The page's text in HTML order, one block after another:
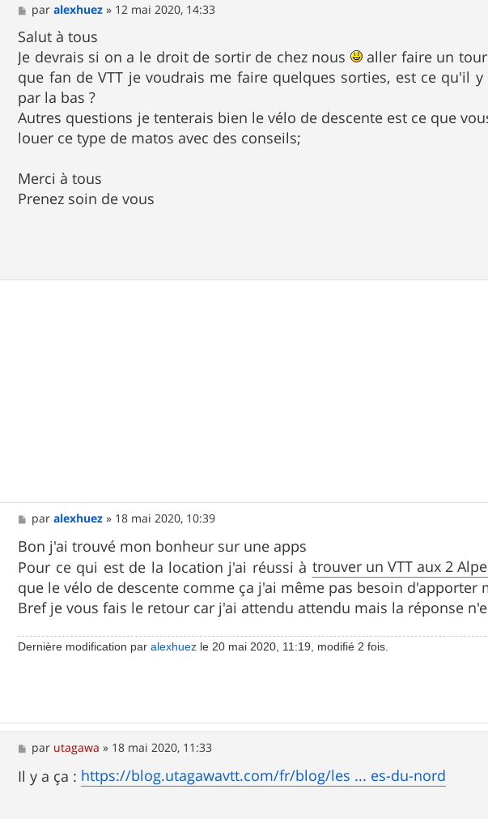
M
e
s
s
a
g
e
paralexhuez » 12 mai 2020, 14:33
Salut à tous
Je devrais si on a le droit de sortir de chez nous
aller faire un tour
que fan de VTT je voudrais me faire quelques sorties, est ce qu'il
par la bas ?
Autres questions je tenterais bien le vélo de descente est ce que
louer ce type de matos avec des conseils;
Merci à tous
Prenez soin de vous
M
e
s
s
a
g
e
paralexhuez » 18 mai 2020, 10:39
Bon j'ai trouvé mon bonheur sur une apps
Pour ce qui est de la location j'ai réussi à trouver un VTT aux 2
que le vélo de descente comme ça j'ai même pas besoin d'apporter
Bref je vous fais le retour car j'ai attendu attendu mais la réponse
Dernière modification paralexhuez le 20 mai 2020, 11:19, modifié 2 fois.
M
e
s
s
par utagawa » 18 mai 2020, 11:33
Il y a ça : https://blog.utagawavtt.com/fr/blog/les ... es-du-nord